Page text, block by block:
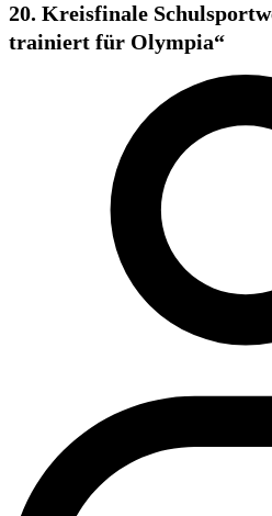
20. Kreisfinale
trainiert für Olympia“